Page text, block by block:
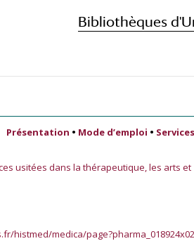
Bibliothèques
Présentation • Mode d’emploi •
usitées dans la thérapeutique, les arts et
histmed/medica/